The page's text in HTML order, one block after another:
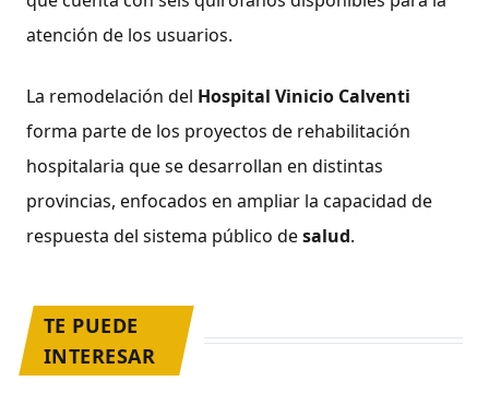
atención de los usuarios.
La remodelación del Hospital Vinicio Calventi
forma parte de los proyectos de rehabilitación
hospitalaria que se desarrollan en distintas
provincias, enfocados en ampliar la capacidad de
respuesta del sistema público desalud.
TE PUEDE
INTERESAR